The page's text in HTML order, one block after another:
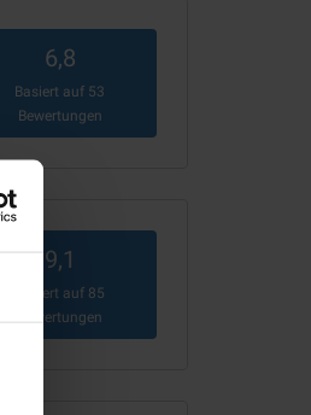
6,8
Basiert auf 53
Bewertungen
9,1
Basiert auf 85
Bewertungen